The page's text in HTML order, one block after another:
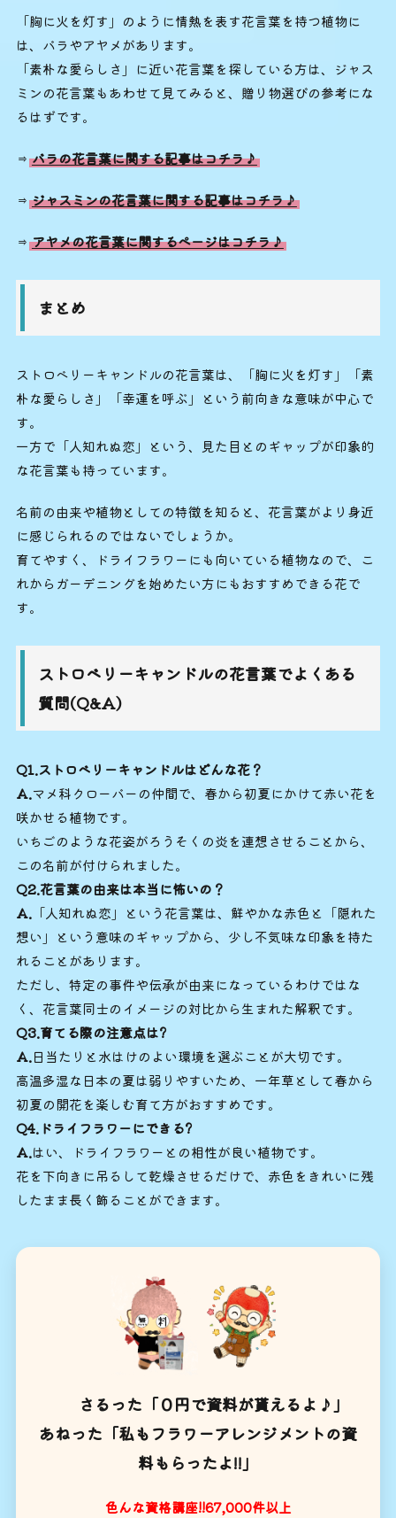
「胸に火を灯す」のように情熱を表す花言葉を持つ植物に
は、バラやアヤメがあります。
「素朴な愛らしさ」に近い花言葉を探している方は、ジャス
ミンの花言葉もあわせて見てみると、贈り物選びの参考にな
るはずです。
⇒ バラの花言葉に関する記事はコチラ♪
⇒ ジャスミンの花言葉に関する記事はコチラ♪
⇒ アヤメの花言葉に関するページはコチラ♪
まとめ
ストロベリーキャンドルの花言葉は、「胸に火を灯す」「素
朴な愛らしさ」「幸運を呼ぶ」という前向きな意味が中心で
す。
一方で「人知れぬ恋」という、見た目とのギャップが印象的
な花言葉も持っています。
名前の由来や植物としての特徴を知ると、花言葉がより身近
に感じられるのではないでしょうか。
育てやすく、ドライフラワーにも向いている植物なので、こ
れからガーデニングを始めたい方にもおすすめできる花で
す。
ストロベリーキャンドルの花言葉でよくある
質問(Q&A)
Q1.ストロベリーキャンドルはどんな花？
A.マメ科クローバーの仲間で、春から初夏にかけて赤い花を
咲かせる植物です。
いちごのような花姿がろうそくの炎を連想させることから、
この名前が付けられました。
Q2.花言葉の由来は本当に怖いの？
A.「人知れぬ恋」という花言葉は、鮮やかな赤色と「隠れた
想い」という意味のギャップから、少し不気味な印象を持た
れることがあります。
ただし、特定の事件や伝承が由来になっているわけではな
く、花言葉同士のイメージの対比から生まれた解釈です。
Q3.育てる際の注意点は?
A.日当たりと水はけのよい環境を選ぶことが大切です。
高温多湿な日本の夏は弱りやすいため、一年草として春から
初夏の開花を楽しむ育て方がおすすめです。
Q4.ドライフラワーにできる?
A.はい、ドライフラワーとの相性が良い植物です。
花を下向きに吊るして乾燥させるだけで、赤色をきれいに残
したまま長く飾ることができます。
さるった「０円で資料が貰えるよ♪」
あねった「私もフラワーアレンジメントの資
料もらったよ!!」
色んな資格講座!!67,000件以上